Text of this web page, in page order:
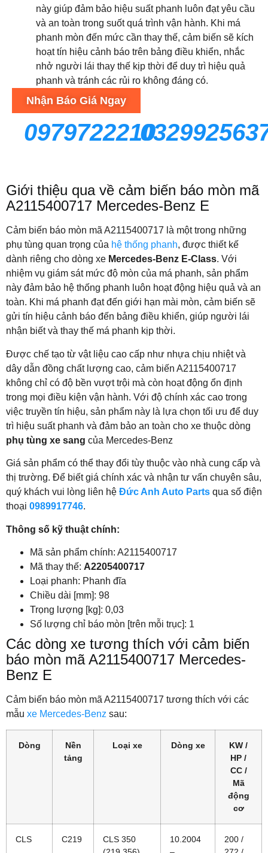
này giúp đảm bảo hiệu suất phanh luôn đạt yêu cầu
và an toàn trong suốt quá trình vận hành. Khi má
phanh mòn đến mức cần thay thế, cảm biến sẽ kích
hoạt tín hiệu cảnh báo trên bảng điều khiển, nhắc
nhở người lái thay thế kịp thời để duy trì hiệu quả
phanh và tránh các rủi ro không đáng có.
Nhận Báo Giá Ngay
0979722210
Giới thiệu qua về cảm biến báo mòn mã
A2115400717 Mercedes-Benz E
Cảm biến báo mòn mã A2115400717 là một trong những
phụ tùng quan trọng của hệ thống phanh, được thiết kế
dành riêng cho dòng xe Mercedes-Benz E-Class. Với
nhiệm vụ giám sát mức độ mòn của má phanh, sản phẩm
này đảm bảo hệ thống phanh luôn hoạt động hiệu quả và an
toàn. Khi má phanh đạt đến giới hạn mài mòn, cảm biến sẽ
gửi tín hiệu cảnh báo đến bảng điều khiển, giúp người lái
nhận biết và thay thế má phanh kịp thời.
Được chế tạo từ vật liệu cao cấp như nhựa chịu nhiệt và
dây dẫn đồng chất lượng cao, cảm biến A2115400717
không chỉ có độ bền vượt trội mà còn hoạt động ổn định
trong mọi điều kiện vận hành. Với độ chính xác cao trong
việc truyền tín hiệu, sản phẩm này là lựa chọn tối ưu để duy
trì hiệu suất phanh và đảm bảo an toàn cho xe thuộc dòng
phụ tùng xe sang của Mercedes-Benz
Giá sản phẩm có thể thay đổi tùy thuộc vào nhà cung cấp và
thị trường. Để biết giá chính xác và nhận tư vấn chuyên sâu,
quý khách vui lòng liên hệ Đức Anh Auto Parts qua số điện
thoại 0989917746.
Thông số kỹ thuật chính:
Mã sản phẩm chính: A2115400717
Mã thay thế: A2205400717
Loại phanh: Phanh đĩa
Chiều dài [mm]: 98
Trọng lượng [kg]: 0,03
Số lượng chỉ báo mòn [trên mỗi trục]: 1
Các dòng xe tương thích với cảm biến
báo mòn mã A2115400717 Mercedes-
Benz E
Cảm biến báo mòn mã A2115400717 tương thích với các
mẫu xe Mercedes-Benz sau:
Dòng
Nền
tảng
Loại xe Dòng xe
KW /
HP /
CC /
Mã
động
cơ
CLS C219
CLS 350
10.2004
200 /